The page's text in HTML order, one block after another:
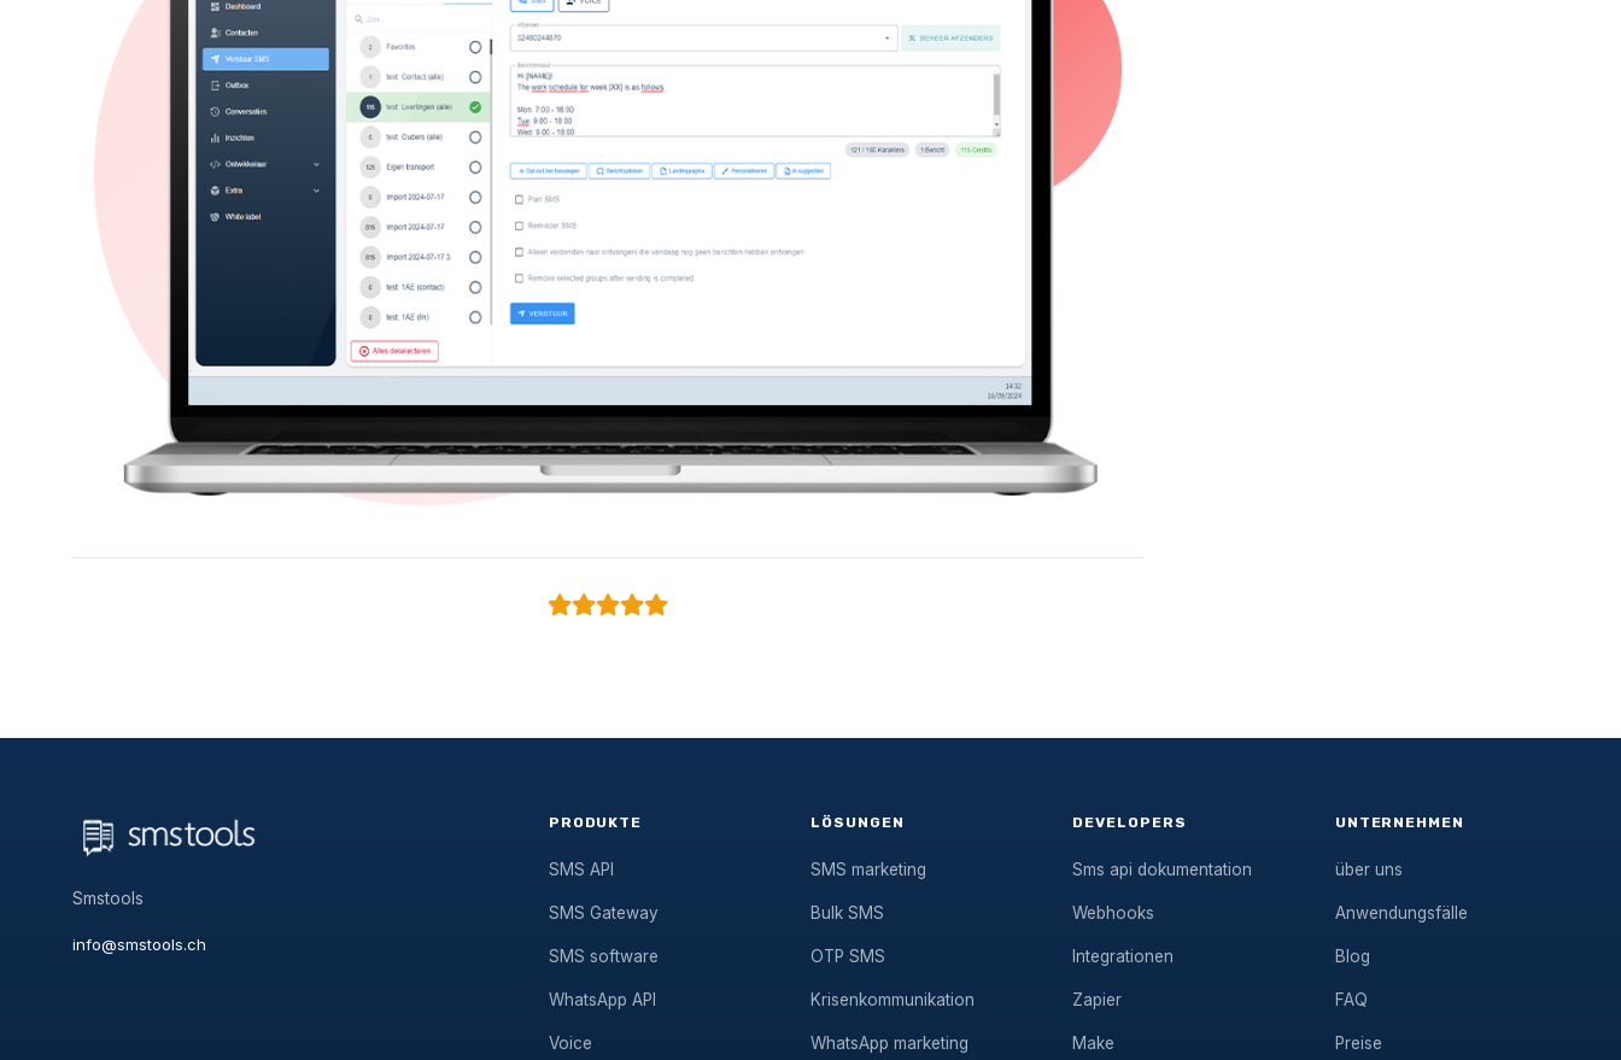
Smstools
info@smstools.ch
PRODUKTE
SMS API
SMS Gateway
SMS software
WhatsApp API
Voice
LÖSUNGEN
SMS marketing
Bulk SMS
OTP SMS
Krisenkommunikation
WhatsApp marketing
DEVELOPERS
Sms api dokumentation
Webhooks
Integrationen
Zapier
Make
UNTERNEHMEN
über uns
Anwendungsfälle
Blog
FAQ
Preise